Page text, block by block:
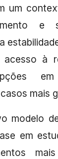
um
e
à
em
mais
modelo
em